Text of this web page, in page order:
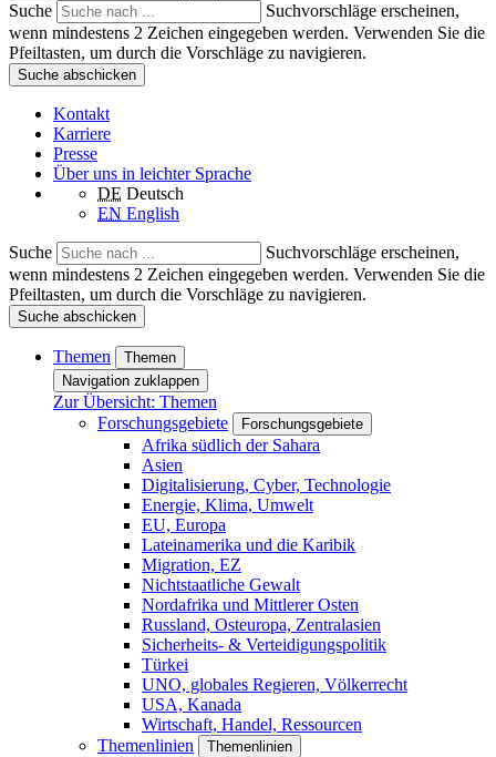
Suche
Suchvorschläge erscheinen,
wenn mindestens 2 Zeichen eingegeben werden. Verwenden Sie die
Pfeiltasten, um durch die Vorschläge zu navigieren.
Suche abschicken
Kontakt
Karriere
Presse
Über uns in leichter Sprache
DE Deutsch
EN English
Suche
Suchvorschläge erscheinen,
wenn mindestens 2 Zeichen eingegeben werden. Verwenden Sie die
Pfeiltasten, um durch die Vorschläge zu navigieren.
Suche abschicken
Themen
Themen
Navigation zuklappen
Zur Übersicht: Themen
Forschungsgebiete
Forschungsgebiete
Afrika südlich der Sahara
Asien
Digitalisierung, Cyber, Technologie
Energie, Klima, Umwelt
EU, Europa
Lateinamerika und die Karibik
Migration, EZ
Nichtstaatliche Gewalt
Nordafrika und Mittlerer Osten
Russland, Osteuropa, Zentralasien
Sicherheits- & Verteidigungspolitik
Türkei
UNO, globales Regieren, Völkerrecht
USA, Kanada
Wirtschaft, Handel, Ressourcen
Themenlinien
Themenlinien